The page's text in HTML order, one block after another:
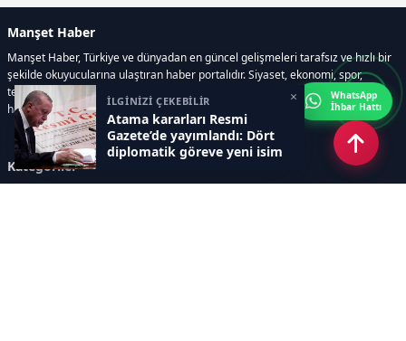
İLGİNİZİ ÇEKEBİLİR
Atama kararları Resmi
Gazete’de yayımlandı: Dört
diplomatik göreve yeni isim
×
Manşet Haber
Manşet Haber, Türkiye ve dünyadan en güncel gelişmeleri tarafsız ve hızlı bir
şekilde okuyucularına ulaştıran haber portalıdır. Siyaset, ekonomi, spor,
teknoloji, kültür-sanat ve yaşam kategorilerinde doğru, güvenilir ve anlık
haberler sunar.
Kategoriler
WhatsApp
İhbar Hattı